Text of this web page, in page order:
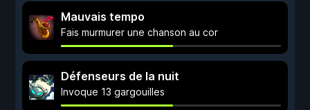
Mauvais tempo
Fais murmurer une chanson au cor
Défenseurs de la nuit
Invoque 13 gargouilles